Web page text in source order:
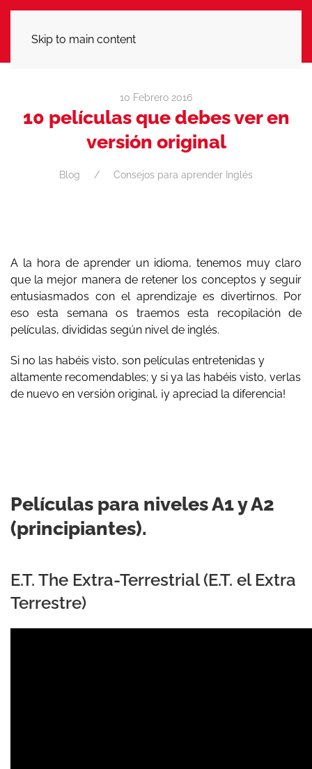
Skip to main content
10 Febrero 2016
10 películas que debes ver en
versión original
Blog Consejos para aprender Inglés
A la hora de aprender un idioma, tenemos muy claro
que la mejor manera de retener los conceptos y seguir
entusiasmados con el aprendizaje es divertirnos. Por
eso esta semana os traemos esta recopilación de
películas, divididas según nivel de inglés.
Si no las habéis visto, son películas entretenidas y
altamente recomendables; y si ya las habéis visto, verlas
de nuevo en versión original, ¡y apreciad la diferencia!
Películas para niveles A1 y A2
(principiantes).
E.T. The Extra-Terrestrial (E.T. el Extra
Terrestre)